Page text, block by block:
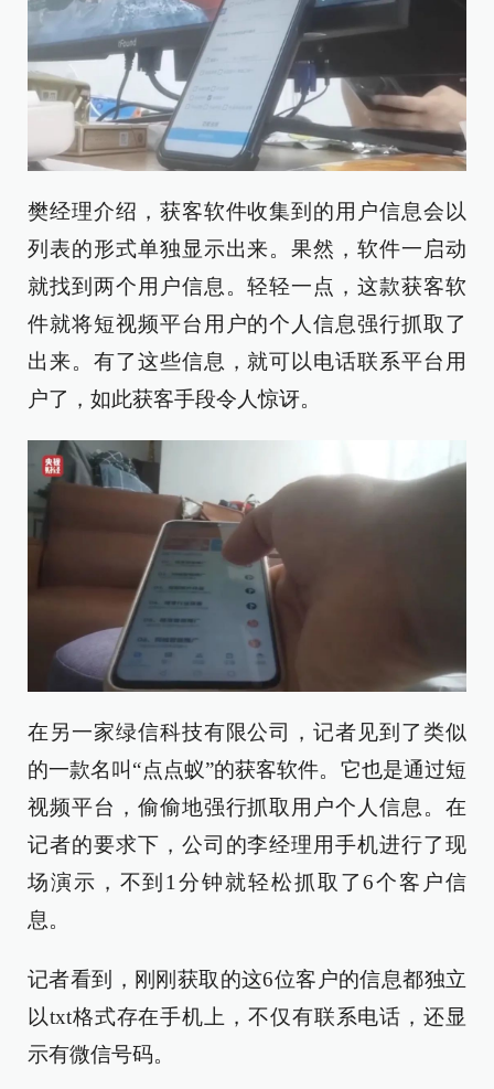
樊经理介绍，获客软件收集到的用户信息会以
列表的形式单独显示出来。果然，软件一启动
就找到两个用户信息。轻轻一点，这款获客软
件就将短视频平台用户的个人信息强行抓取了
出来。有了这些信息，就可以电话联系平台用
户了，如此获客手段令人惊讶。
在另一家绿信科技有限公司，记者见到了类似
的一款名叫“点点蚁”的获客软件。它也是通过短
视频平台，偷偷地强行抓取用户个人信息。在
记者的要求下，公司的李经理用手机进行了现
场演示，不到1分钟就轻松抓取了6个客户信
息。
记者看到，刚刚获取的这6位客户的信息都独立
以txt格式存在手机上，不仅有联系电话，还显
示有微信号码。